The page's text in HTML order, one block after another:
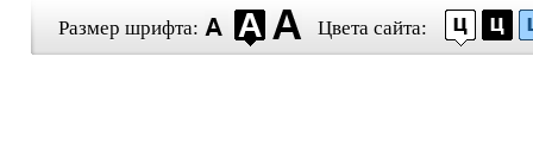
Размер шрифта: Цвета сайта: